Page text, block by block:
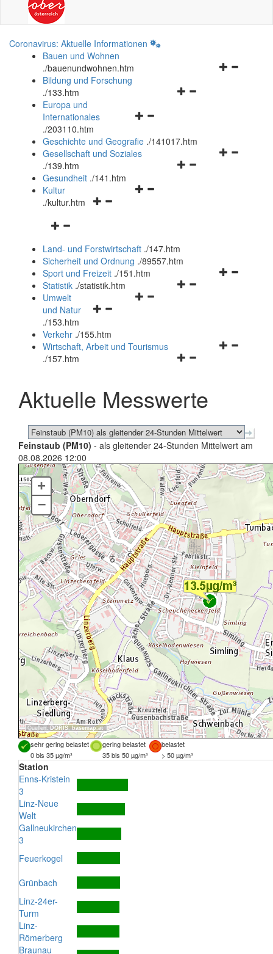
Coronavirus: Aktuelle Informationen
Bauen und Wohnen
./bauenundwohnen.htm
Navigationsmenü
Bildung und Forschung
./133.htm
Navigationsmenü
und
schließen
Europa und
Internationales
./203110.htm
Geschichte und Geografie ./141017.htm
Navigationsmenü
Gesellschaft und Soziales
./139.htm
Navigationsmenü
Gesundheit ./141.htm
Navigationsmenü
Kultur
./kultur.htm
Navigationsmenü
und
schließen
Land- und Forstwirtschaft ./147.htm
Sicherheit und Ordnung ./89557.htm
Navigationsmenü
Sport und Freizeit ./151.htm
Navigationsmenü
Statistik ./statistik.htm
Navigationsmenü
und
schließen
Umwelt
und Natur
./153.htm
Verkehr ./155.htm
Navigationsmenü
schließen
Wirtschaft, Arbeit und Tourismus
./157.htm
Aktuelle Messwerte
Feinstaub (PM10) - als gleitender 24-Stunden Mittelwert am
08.08.2026 12:00
Quellen: DORIS, basemap.at
+
–
sehr gering belastet gering belastet
belastet
0 bis 35 µg/m³
35 bis 50 µg/m³ > 50 µg/m³
Station
Enns-Kristein
3
Linz-Neue
Welt
Gallneukirchen
3
Feuerkogel
Grünbach
Linz-24er-
Turm
Linz-
Römerberg
Braunau